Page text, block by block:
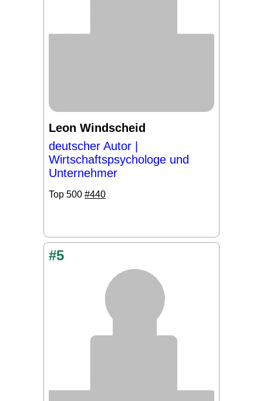
Leon Windscheid
deutscher Autor |
Wirtschaftspsychologe und
Unternehmer
Top 500 #440
#5